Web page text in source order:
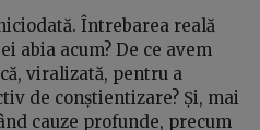
Întrebarea reală
abia acum? De ce avem
viralizată, pentru a
de conștientizare? Și, mai
cauze profunde, precum